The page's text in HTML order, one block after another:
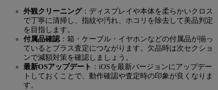
外観クリーニング：ディスプレイや本体を柔らかいクロス
で丁寧に清掃し、指紋や汚れ、ホコリを除去して美品判定
を目指します。
付属品確認 ：箱・ケーブル・イヤホンなどの付属品が揃っ
ているとプラス査定につながります。欠品時は次セクショ
ンで減額対策を確認しましょう。
最新OSアップデート ：iOSを最新バージョンにアップデー
トしておくことで、動作確認や査定時の印象が良くなりま
す。